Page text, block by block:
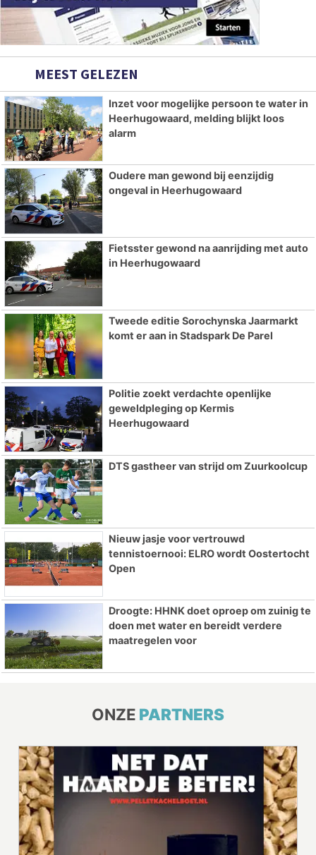
MEEST GELEZEN
Inzet voor mogelijke persoon te water in
Heerhugowaard, melding blijkt loos
alarm
Oudere man gewond bij eenzijdig
ongeval in Heerhugowaard
Fietsster gewond na aanrijding met auto
in Heerhugowaard
Tweede editie Sorochynska Jaarmarkt
komt er aan in Stadspark De Parel
Politie zoekt verdachte openlijke
geweldpleging op Kermis
Heerhugowaard
DTS gastheer van strijd om Zuurkoolcup
Nieuw jasje voor vertrouwd
tennistoernooi: ELRO wordt Oostertocht
Open
Droogte: HHNK doet oproep om zuinig te
doen met water en bereidt verdere
maatregelen voor
ONZE PARTNERS